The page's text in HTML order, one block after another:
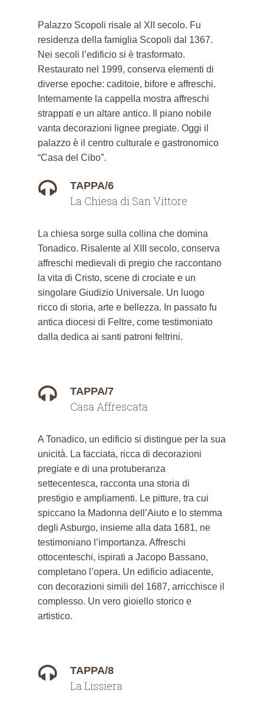
Palazzo Scopoli risale al XII secolo. Fu
residenza della famiglia Scopoli dal 1367.
Nei secoli l’edificio si è trasformato.
Restaurato nel 1999, conserva elementi di
diverse epoche: caditoie, bifore e affreschi.
Internamente la cappella mostra affreschi
strappati e un altare antico. Il piano nobile
vanta decorazioni lignee pregiate. Oggi il
palazzo è il centro culturale e gastronomico
“Casa del Cibo”.
TAPPA/6
La Chiesa di San Vittore
La chiesa sorge sulla collina che domina
Tonadico. Risalente al XIII secolo, conserva
affreschi medievali di pregio che raccontano
la vita di Cristo, scene di crociate e un
singolare Giudizio Universale. Un luogo
ricco di storia, arte e bellezza. In passato fu
antica diocesi di Feltre, come testimoniato
dalla dedica ai santi patroni feltrini.
TAPPA/7
Casa Affrescata
A Tonadico, un edificio si distingue per la sua
unicità. La facciata, ricca di decorazioni
pregiate e di una protuberanza
settecentesca, racconta una storia di
prestigio e ampliamenti. Le pitture, tra cui
spiccano la Madonna dell’Aiuto e lo stemma
degli Asburgo, insieme alla data 1681, ne
testimoniano l’importanza. Affreschi
ottocenteschi, ispirati a Jacopo Bassano,
completano l’opera. Un edificio adiacente,
con decorazioni simili del 1687, arricchisce il
complesso. Un vero gioiello storico e
artistico.
TAPPA/8
La Lissiera